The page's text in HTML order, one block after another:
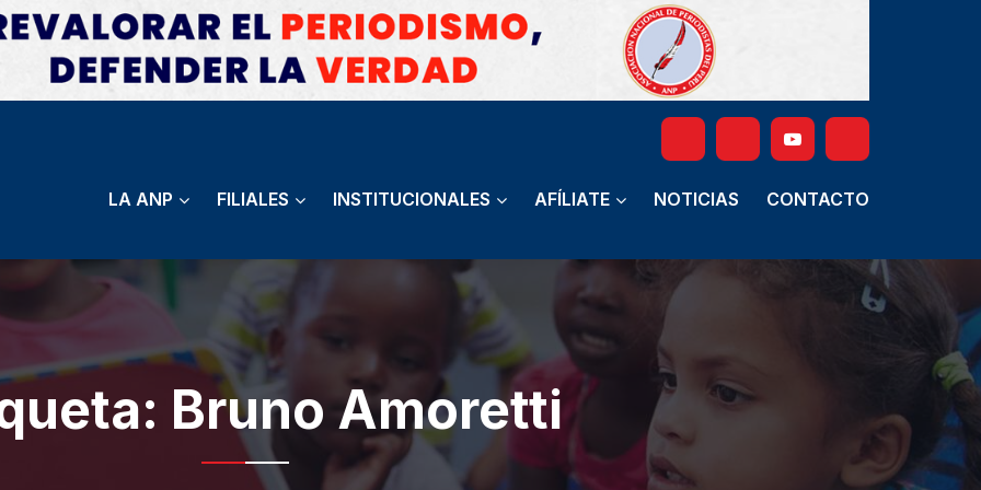
LA ANP FILIALES INSTITUCIONALES AFÍLIATE NOTICIAS CONTACTO
Bruno Amoretti